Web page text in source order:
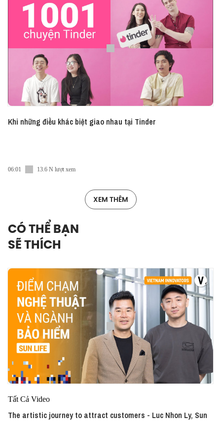
Khi những điều khác biệt giao nhau tại Tinder
06:01 13.6 N lượt xem
XEM THÊM
CÓ THỂ BẠN
SẼ THÍCH
Tất Cả Video
The artistic journey to attract customers - Luc Nhon Ly, Sun